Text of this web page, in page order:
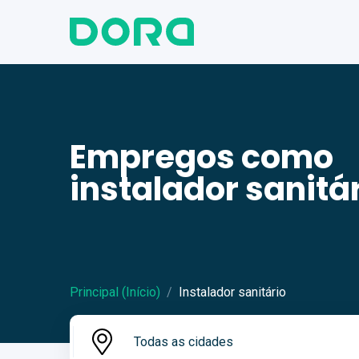
Empregos como
instalador
Principal (Início) Instalador sanitário
Todas as cidades